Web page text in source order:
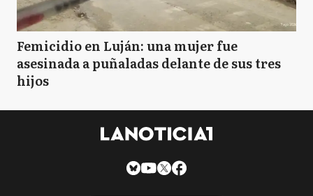
Femicidio en Luján: una mujer fue
asesinada a puñaladas delante de sus tres
hijos